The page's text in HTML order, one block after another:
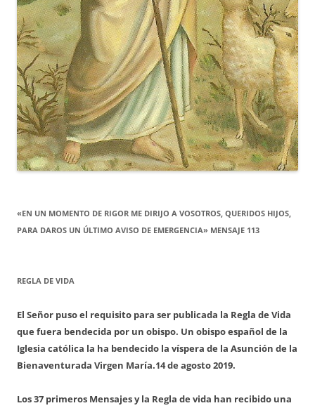
«EN UN MOMENTO DE RIGOR ME DIRIJO A VOSOTROS, QUERIDOS HIJOS,
PARA DAROS UN ÚLTIMO AVISO DE EMERGENCIA» MENSAJE 113
REGLA DE VIDA
El Señor puso el requisito para ser publicada la Regla de Vida
que fuera bendecida por un obispo. Un obispo español de la
Iglesia católica la ha bendecido la víspera de la Asunción de la
Bienaventurada Virgen María.14 de agosto 2019.
Los 37 primeros Mensajes y la Regla de vida han recibido una